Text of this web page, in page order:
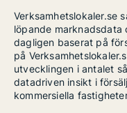
Verksamhetslokaler.se
löpande marknadsdata
dagligen baserat på
på
utvecklingen i antalet
datadriven insikt i
kommersiella